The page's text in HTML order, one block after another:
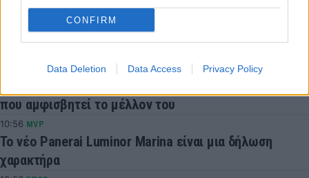
CONFIRM
Data Deletion Data Access Privacy Policy
LATEST NEWS
ΠΟΔΟΣΦΑΙΡΟ
που αμφισβητεί το μέλλον του
10:56 MVP
Το νέο Panerai Luminor Marina είναι μια δήλωση
χαρακτήρα